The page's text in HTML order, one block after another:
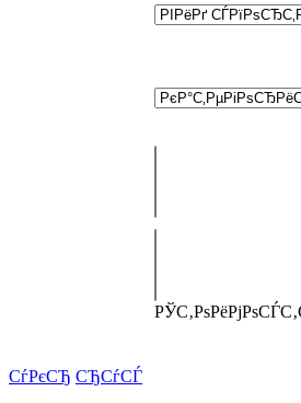
СѓРєСЂ СЂСѓСЃ